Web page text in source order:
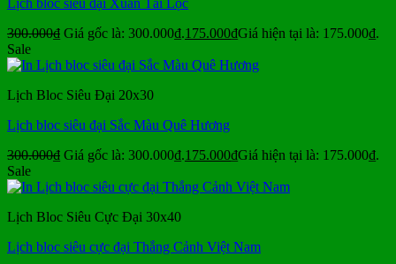
300.000₫ Giá gốc là: 300.000₫.175.000₫Giá hiện tại là: 175.000₫.
Sale
Lịch Bloc Siêu Đại 20x30
Lịch bloc siêu đại Sắc Màu Quê Hương
300.000₫ Giá gốc là: 300.000₫.175.000₫Giá hiện tại là: 175.000₫.
Sale
Lịch Bloc Siêu Cực Đại 30x40
Lịch bloc siêu cực đại Thắng Cảnh Việt Nam